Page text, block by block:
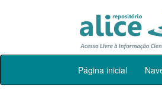
Skip
Página inicial